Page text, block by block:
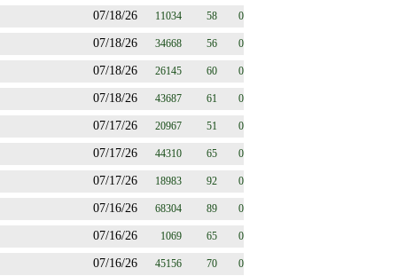
07/18/26 11034 58 0
07/18/26 34668 56 0
07/18/26 26145 60 0
07/18/26 43687 61 0
07/17/26 20967 51 0
07/17/26 44310 65 0
07/17/26 18983 92 0
07/16/26 68304 89 0
07/16/26 1069 65 0
07/16/26 45156 70 0